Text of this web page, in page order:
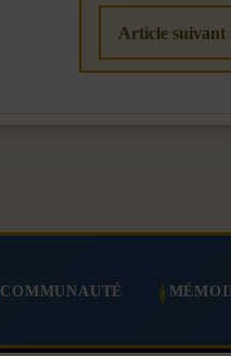
Article
COMMUNAUTÉ